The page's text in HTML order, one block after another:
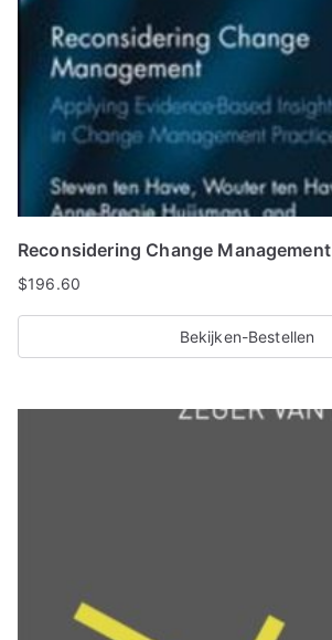
Reconsidering Change Management
$196.60
Bekijken-Bestellen